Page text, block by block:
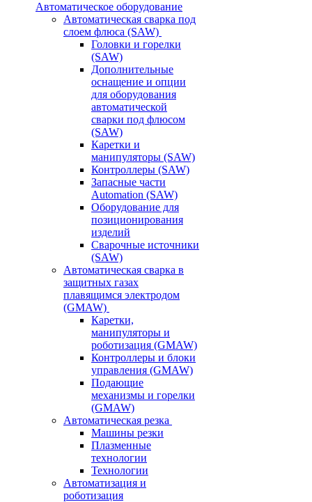
Автоматическое оборудование
Автоматическая сварка под
слоем флюса (SAW)
Головки и горелки
(SAW)
Дополнительные
оснащение и опции
для оборудования
автоматической
сварки под флюсом
(SAW)
Каретки и
манипуляторы (SAW)
Контроллеры (SAW)
Запасные части
Automation (SAW)
Оборудование для
позиционирования
изделий
Сварочные источники
(SAW)
Автоматическая сварка в
защитных газах
плавящимся электродом
(GMAW)
Каретки,
манипуляторы и
роботизация (GMAW)
Контроллеры и блоки
управления (GMAW)
Подающие
механизмы и горелки
(GMAW)
Автоматическая резка
Машины резки
Плазменные
технологии
Технологии
Автоматизация и
роботизация